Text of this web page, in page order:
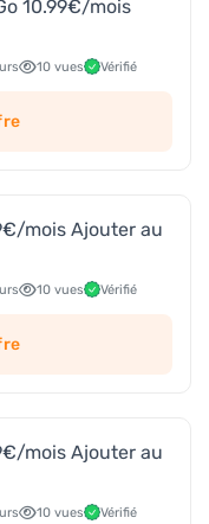
10.99€/mois
10 vues Vérifié
mois Ajouter au
10 vues Vérifié
mois Ajouter au
10 vues Vérifié